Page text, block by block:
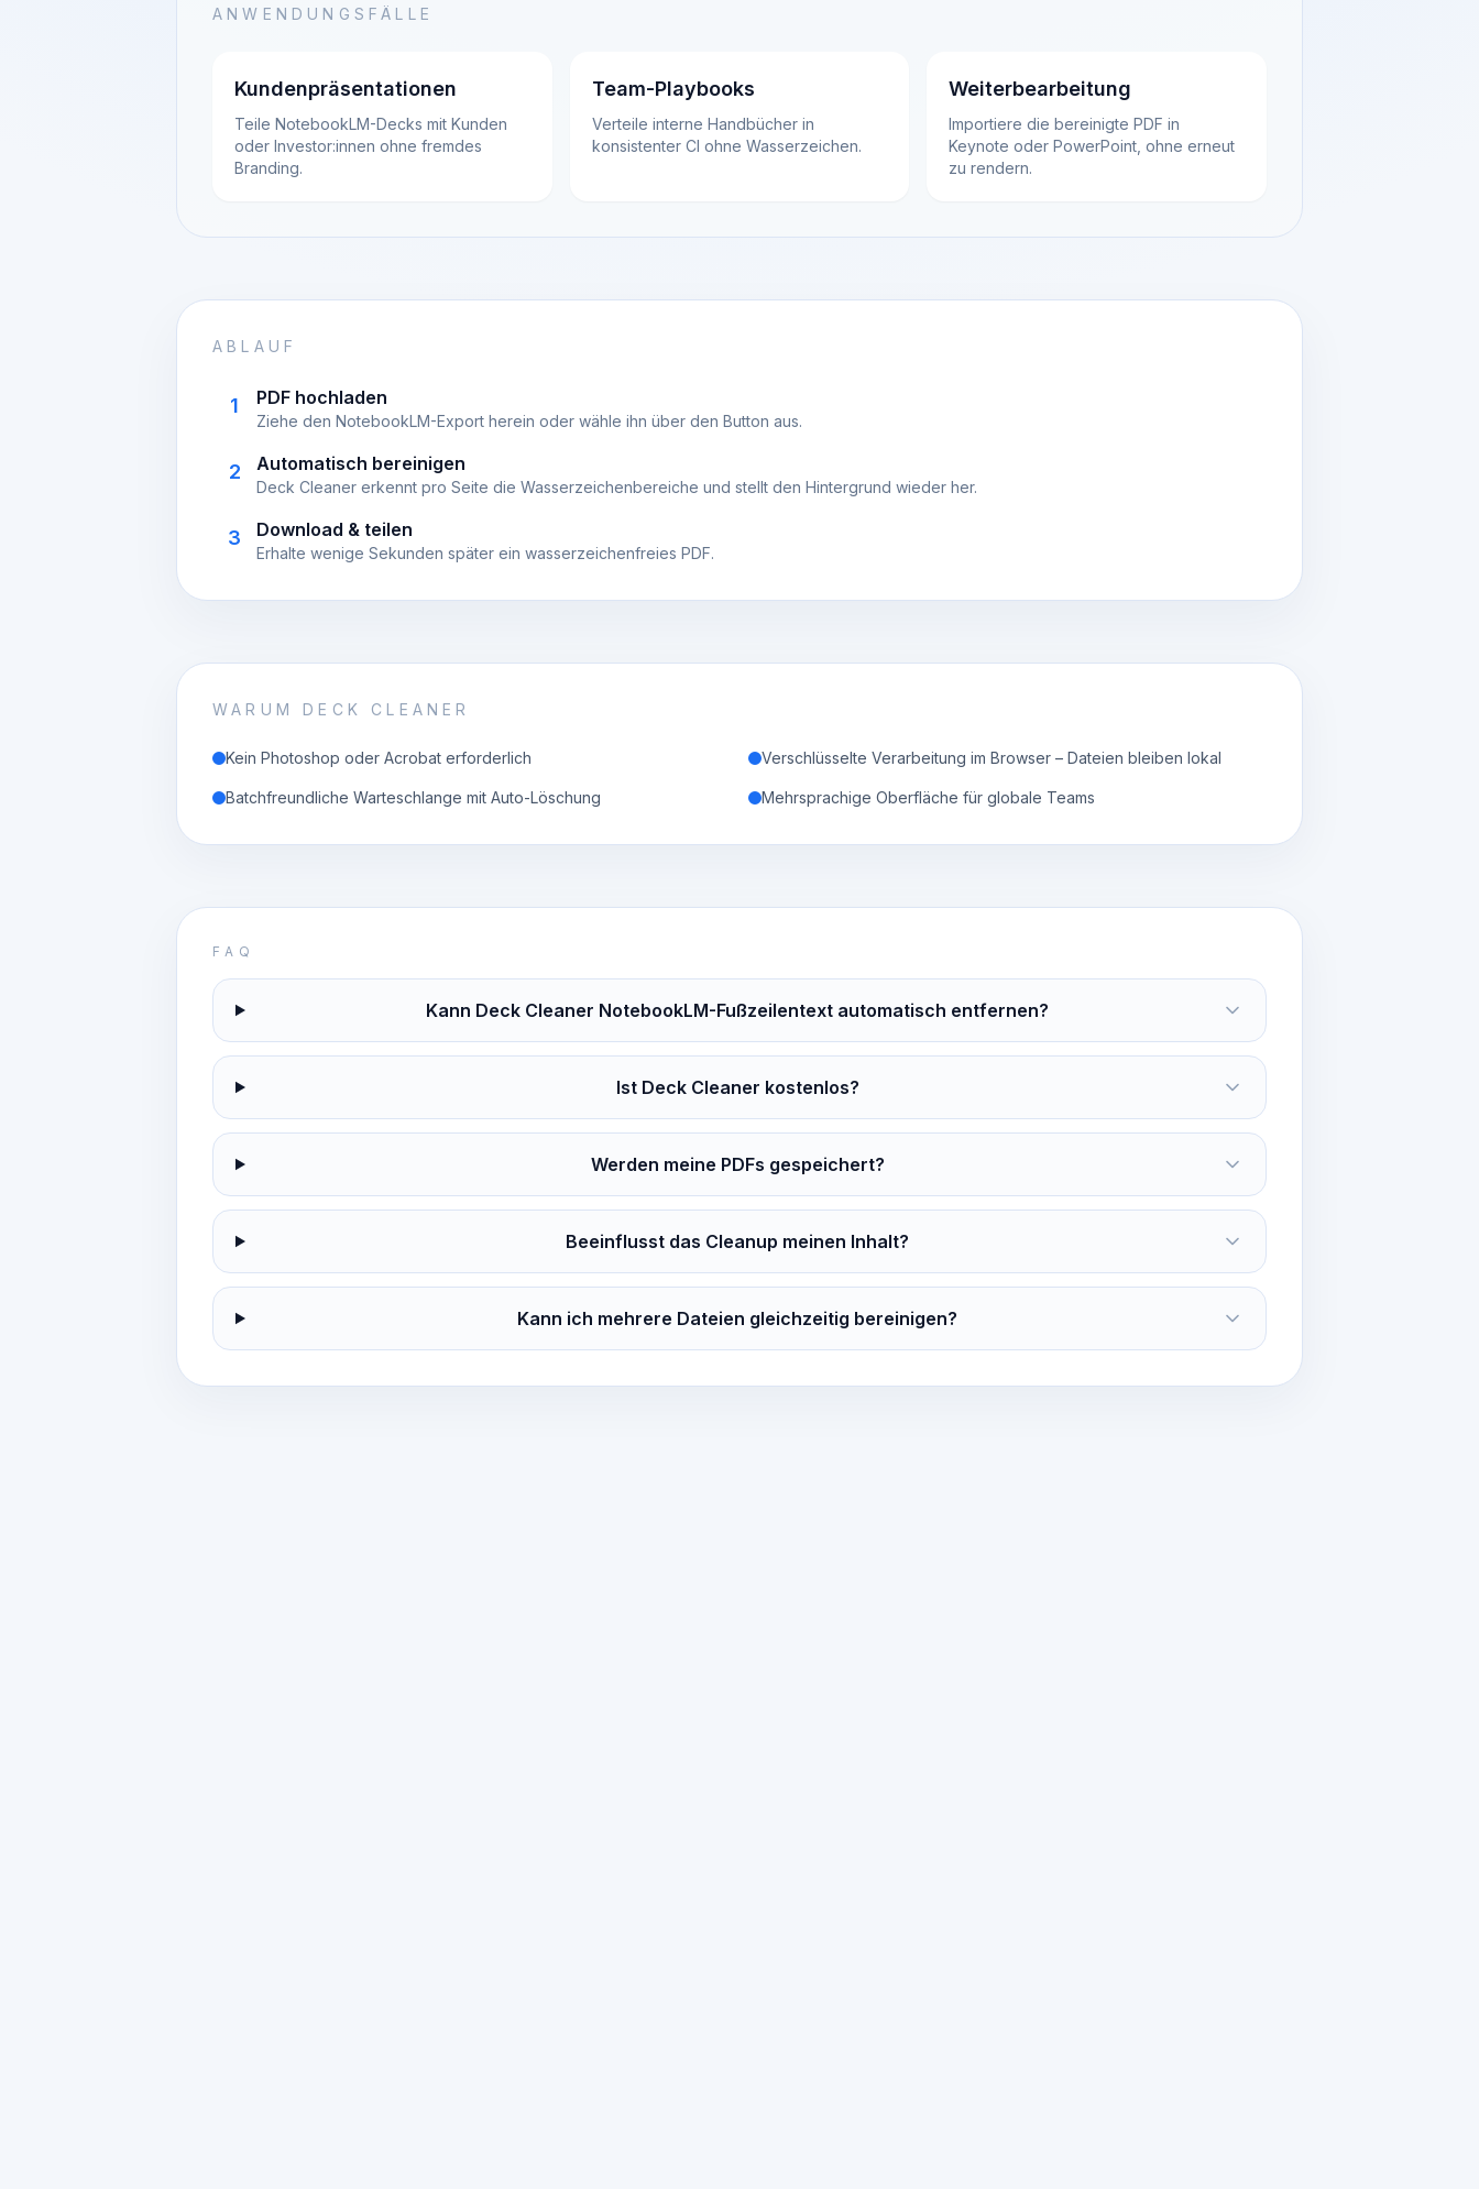
ANWENDUNGSFÄLLE
Kundenpräsentationen
Teile NotebookLM-Decks mit Kunden
oder Investor:innen ohne fremdes
Branding.
Team-Playbooks
Verteile interne Handbücher in
konsistenter CI ohne Wasserzeichen.
Weiterbearbeitung
Importiere die bereinigte PDF in
Keynote oder PowerPoint, ohne erneut
zu rendern.
ABLAUF
1 PDF hochladen
Ziehe den NotebookLM-Export herein oder wähle ihn über den Button aus.
2 Automatisch bereinigen
Deck Cleaner erkennt pro Seite die Wasserzeichenbereiche und stellt den Hintergrund wieder her.
3 Download & teilen
Erhalte wenige Sekunden später ein wasserzeichenfreies PDF.
WARUM DECK CLEANER
Kein Photoshop oder Acrobat erforderlich Verschlüsselte Verarbeitung im Browser – Dateien bleiben lokal
Batchfreundliche Warteschlange mit Auto-Löschung Mehrsprachige Oberfläche für globale Teams
FAQ
Kann Deck Cleaner NotebookLM-Fußzeilentext automatisch entfernen?
Ist Deck Cleaner kostenlos?
Werden meine PDFs gespeichert?
Beeinflusst das Cleanup meinen Inhalt?
Kann ich mehrere Dateien gleichzeitig bereinigen?